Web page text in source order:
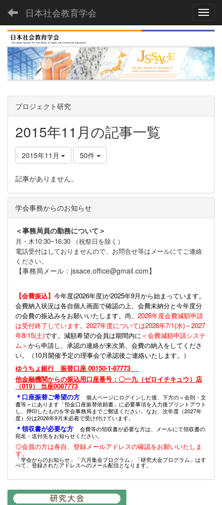
日本社会教育学会
プロジェクト研究
2015年11月の記事一覧
2015年11月 50件
記事がありません。
学会事務からのお知らせ
＜事務局員の勤務について＞
月・木10:30~16:30 （祝祭日を除く）
電話受付はしておりませんので、お問合せ等はメールにてご連絡
ください。
【事務局メール：jssace.office@gmail.com】
【会費振込】 今年度(2026年度)が2025年9月から始まっています。
会費納入状況は各自個人画面で確認の上、会費未納分と今年度分
の会費の振込みをお願いいたします。尚、 2026年度会費減額申請
は受付終了しています。2027年度については2026年7/1(水)～2027
年8/15(土)です。減額希望の会員は期間内に ＜会費減額申請システ
ム＞から申請し、承認の連絡が来次第、会費の納入をしてくださ
い。（10月開催予定の理事会で承認後ご連絡いたします。）
ゆうちょ銀行 振替口座 00150-1-87773
他金融機関からの振込用口座番号：〇一九（ゼロイチキュウ）店
（019） 当座0087773
＊口座振替ご希望の方
個人ページにログインした後、下方の＜会則・文
書等＞にあります「預金口座振替依頼書」に必要事項を入力後プリントアウト
し、押印したものを学会事務局までご郵送ください。なお、次年度（2027年
度）分は2026年9月末必着で受け付けています。
＊領収書が必要な方
会費等の領収書が必要な方は、メールにて領収書の
宛名・送付先をお知らせください。
◎会員の方は各自、登録メールアドレスの確認をお願いいたしま
す。
「学会からのお知らせ」「六月集会プログラム」「研究大会プログラム」はす
べて、登録されたアドレスへのメール配信となります。